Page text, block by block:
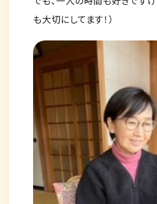
も大切にしてます！）